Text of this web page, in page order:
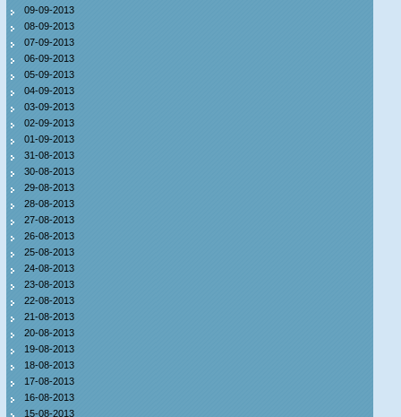
09-09-2013
08-09-2013
07-09-2013
06-09-2013
05-09-2013
04-09-2013
03-09-2013
02-09-2013
01-09-2013
31-08-2013
30-08-2013
29-08-2013
28-08-2013
27-08-2013
26-08-2013
25-08-2013
24-08-2013
23-08-2013
22-08-2013
21-08-2013
20-08-2013
19-08-2013
18-08-2013
17-08-2013
16-08-2013
15-08-2013